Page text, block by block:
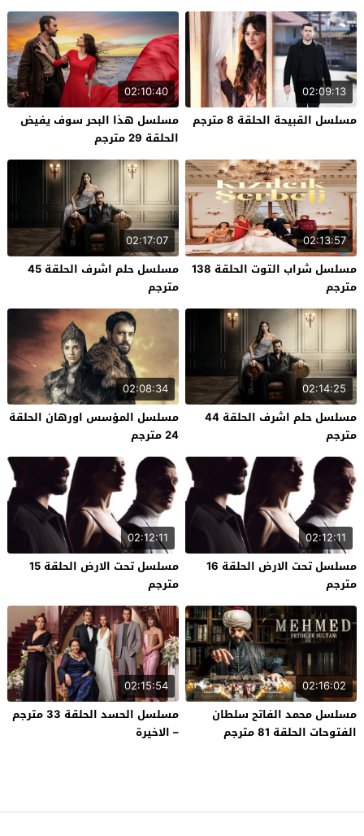
02:09:13
مسلسل القبيحة الحلقة 8 مترجم
02:10:40
مسلسل هذا البحر سوف يفيض
الحلقة 29 مترجم
02:13:57
مسلسل شراب التوت الحلقة 138
مترجم
02:17:07
مسلسل حلم اشرف الحلقة 45
مترجم
02:14:25
مسلسل حلم اشرف الحلقة 44
مترجم
02:08:34
مسلسل المؤسس اورهان الحلقة
24 مترجم
02:12:11
مسلسل تحت الارض الحلقة 16
مترجم
02:12:11
مسلسل تحت الارض الحلقة 15
مترجم
02:16:02
مسلسل محمد الفاتح سلطان
الفتوحات الحلقة 81 مترجم
02:15:54
مسلسل الحسد الحلقة 33 مترجم
– الاخيرة